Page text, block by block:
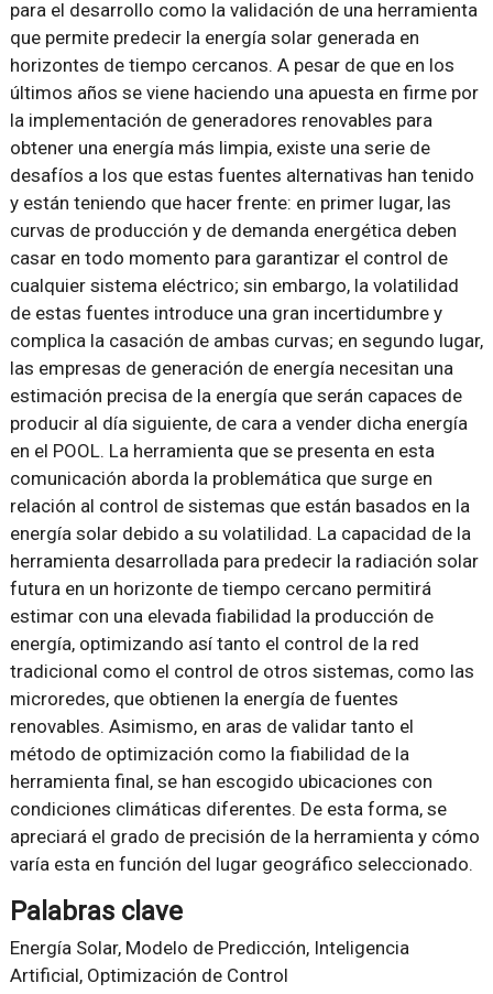
para el desarrollo como la validación de una herramienta
que permite predecir la energía solar generada en
horizontes de tiempo cercanos. A pesar de que en los
últimos años se viene haciendo una apuesta en firme por
la implementación de generadores renovables para
obtener una energía más limpia, existe una serie de
desafíos a los que estas fuentes alternativas han tenido
y están teniendo que hacer frente: en primer lugar, las
curvas de producción y de demanda energética deben
casar en todo momento para garantizar el control de
cualquier sistema eléctrico; sin embargo, la volatilidad
de estas fuentes introduce una gran incertidumbre y
complica la casación de ambas curvas; en segundo lugar,
las empresas de generación de energía necesitan una
estimación precisa de la energía que serán capaces de
producir al día siguiente, de cara a vender dicha energía
en el POOL. La herramienta que se presenta en esta
comunicación aborda la problemática que surge en
relación al control de sistemas que están basados en la
energía solar debido a su volatilidad. La capacidad de la
herramienta desarrollada para predecir la radiación solar
futura en un horizonte de tiempo cercano permitirá
estimar con una elevada fiabilidad la producción de
energía, optimizando así tanto el control de la red
tradicional como el control de otros sistemas, como las
microredes, que obtienen la energía de fuentes
renovables. Asimismo, en aras de validar tanto el
método de optimización como la fiabilidad de la
herramienta final, se han escogido ubicaciones con
condiciones climáticas diferentes. De esta forma, se
apreciará el grado de precisión de la herramienta y cómo
varía esta en función del lugar geográfico seleccionado.
Palabras clave
Energía Solar, Modelo de Predicción, Inteligencia
Artificial, Optimización de Control